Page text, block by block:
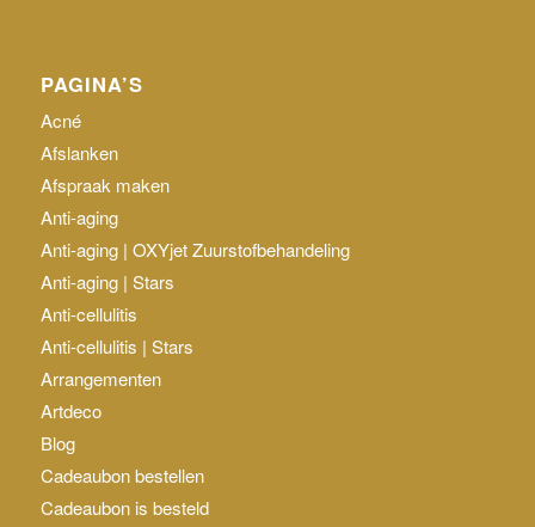
PAGINA’S
Acné
Afslanken
Afspraak maken
Anti-aging
Anti-aging | OXYjet Zuurstofbehandeling
Anti-aging | Stars
Anti-cellulitis
Anti-cellulitis | Stars
Arrangementen
Artdeco
Blog
Cadeaubon bestellen
Cadeaubon is besteld